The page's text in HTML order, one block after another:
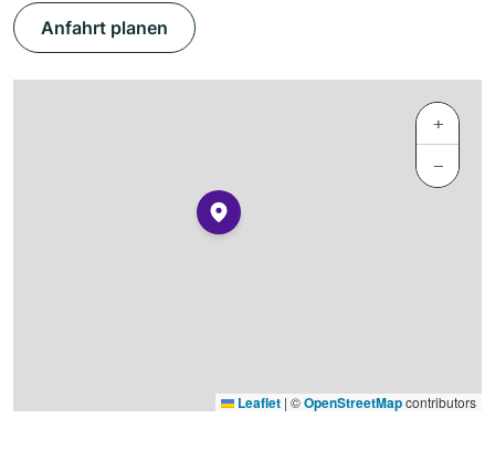
Anfahrt planen
+
−
Leaflet | ©OpenStreetMapcontributors